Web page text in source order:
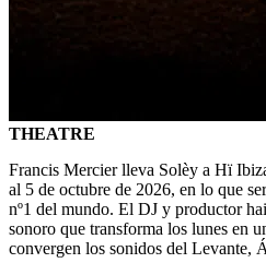
THEATRE
Francis Mercier lleva Solèy a Hï
al 5 de octubre de 2026, en lo que
nº1 del mundo. El DJ y productor
sonoro que transforma los lunes en
convergen los sonidos del Levante,